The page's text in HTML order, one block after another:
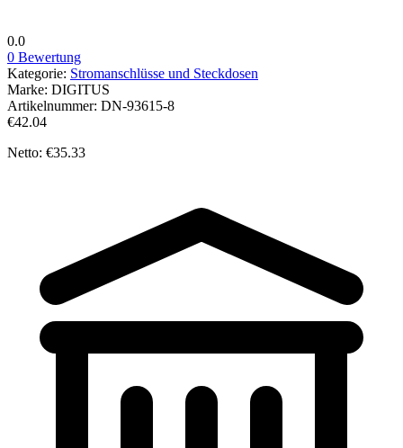
0.0
0 Bewertung
Kategorie: Stromanschlüsse und Steckdosen
Marke: DIGITUS
Artikelnummer: DN-93615-8
€42.04
Netto: €35.33